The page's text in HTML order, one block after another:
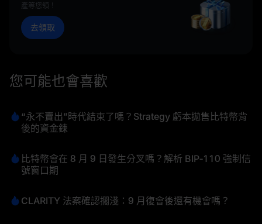
產等您領！
去領取
您可能也會喜歡
“永不賣出”時代結束了嗎？Strategy 虧本拋售比特幣背
後的資金鍊
比特幣會在 8 月 9 日發生分叉嗎？解析 BIP‑110 強制信
號窗口期
CLARITY 法案確認擱淺：9 月復會後還有機會嗎？